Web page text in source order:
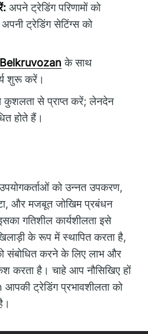
अपने ट्रेडिंग परिणामों को
ट्रेडिंग सेटिंग्स को
Belkruvozan के साथ
शुरू करें।
से प्राप्त करें; लेनदेन
होते हैं।
को उन्नत उपकरण,
और मजबूत जोखिम प्रबंधन
गतिशील कार्यशीलता इसे
के रूप में स्थापित करता है,
संबोधित करने के लिए लाभ और
करता है। चाहे आप नौसिखिए हों
ट्रेडिंग प्रभावशीलता को